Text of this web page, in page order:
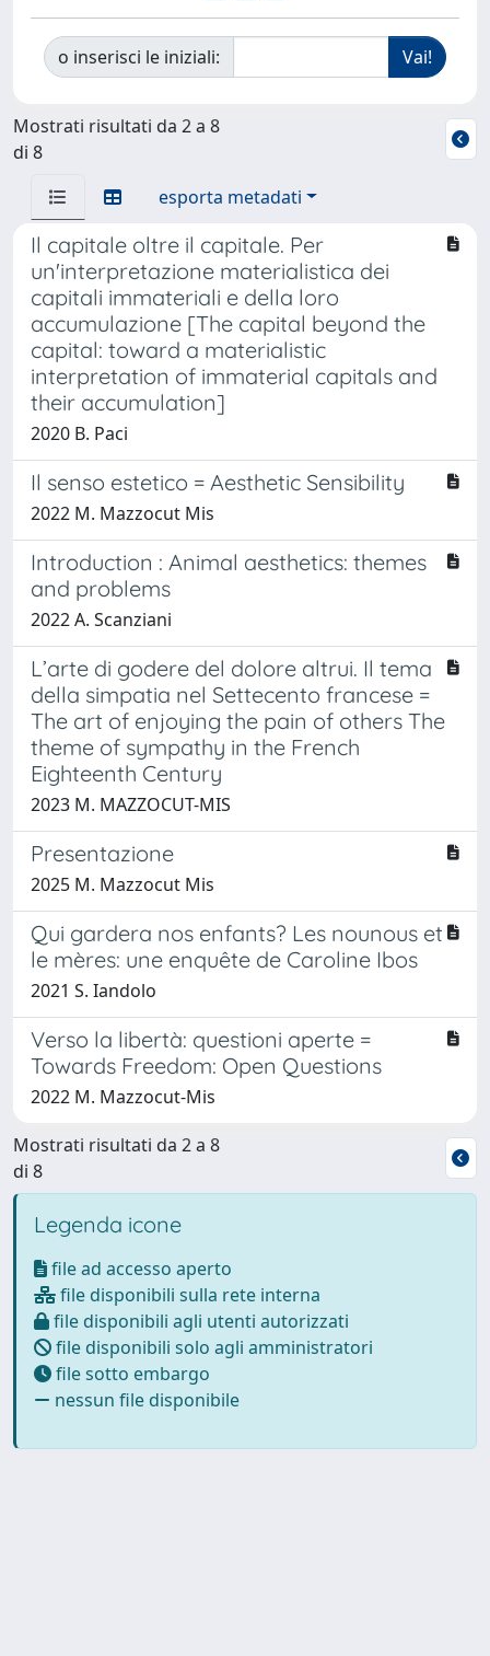
o inserisci le iniziali:
Mostrati risultati da 2 a 8
di 8
esporta metadati
Il capitale oltre il capitale. Per
un'interpretazione materialistica dei
capitali immateriali e della loro
accumulazione [The capital beyond the
capital: toward a materialistic
interpretation of immaterial capitals and
their accumulation]
2020 B. Paci
Il senso estetico = Aesthetic Sensibility
2022 M. Mazzocut Mis
Introduction : Animal aesthetics: themes
and problems
2022 A. Scanziani
L’arte di godere del dolore altrui. Il tema
della simpatia nel Settecento francese =
The art of enjoying the pain of others The
theme of sympathy in the French
Eighteenth Century
2023 M. MAZZOCUT-MIS
Presentazione
2025 M. Mazzocut Mis
Qui gardera nos enfants? Les nounous et
le mères: une enquête de Caroline Ibos
2021 S. Iandolo
Verso la libertà: questioni aperte =
Towards Freedom: Open Questions
2022 M. Mazzocut-Mis
Mostrati risultati da 2 a 8
di 8
Legenda icone
file ad accesso aperto
file disponibili sulla rete interna
file disponibili agli utenti autorizzati
file disponibili solo agli amministratori
file sotto embargo
nessun file disponibile